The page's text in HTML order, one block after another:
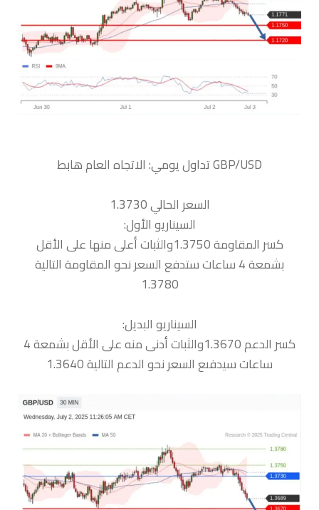
السعر الحالي 1.3730
السيناريو الأول:
كسر المقاومة 1.3750والثبات أعلى منها على الأقل
بشمعة 4 ساعات ستدفع السعر نحو المقاومة التالية
1.3780
السيناريو البديل:
كسر الدعم 1.3670والثبات أدنى منه على الأقل بشمعة 4
ساعات سيدفىع السعر نحو الدعم التالية 1.3640